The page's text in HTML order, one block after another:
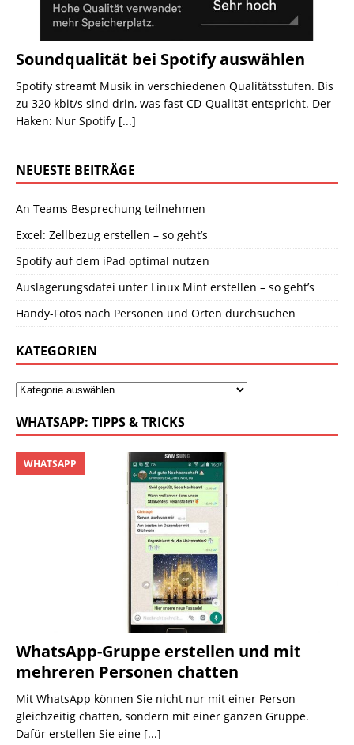
Soundqualität bei Spotify auswählen
Spotify streamt Musik in verschiedenen Qualitätsstufen. Bis
zu 320 kbit/s sind drin, was fast CD-Qualität entspricht. Der
Haken: Nur Spotify [...]
NEUESTE BEITRÄGE
An Teams Besprechung teilnehmen
Excel: Zellbezug erstellen – so geht’s
Spotify auf dem iPad optimal nutzen
Auslagerungsdatei unter Linux Mint erstellen – so geht’s
Handy-Fotos nach Personen und Orten durchsuchen
KATEGORIEN
WHATSAPP: TIPPS & TRICKS
WhatsApp-Gruppe erstellen und mit
mehreren Personen chatten
WHATSAPP
Mit WhatsApp können Sie nicht nur mit einer Person
gleichzeitig chatten, sondern mit einer ganzen Gruppe.
Dafür erstellen Sie eine [...]